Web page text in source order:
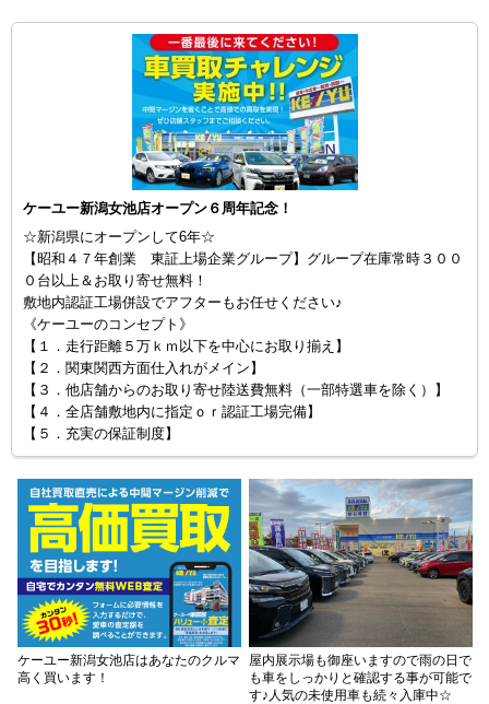
ケーユー新潟女池店オープン６周年記念！
☆新潟県にオープンして6年☆
【昭和４７年創業 東証上場企業グループ】グループ在庫常時３００
０台以上＆お取り寄せ無料！
敷地内認証工場併設でアフターもお任せください♪
《ケーユーのコンセプト》
【１．走行距離５万ｋｍ以下を中心にお取り揃え】
【２．関東関西方面仕入れがメイン】
【３．他店舗からのお取り寄せ陸送費無料（一部特選車を除く）】
【４．全店舗敷地内に指定ｏｒ認証工場完備】
【５．充実の保証制度】
ケーユー新潟女池店はあなたのクルマ
高く買います！
屋内展示場も御座いますので雨の日で
も車をしっかりと確認する事が可能で
す♪人気の未使用車も続々入庫中☆